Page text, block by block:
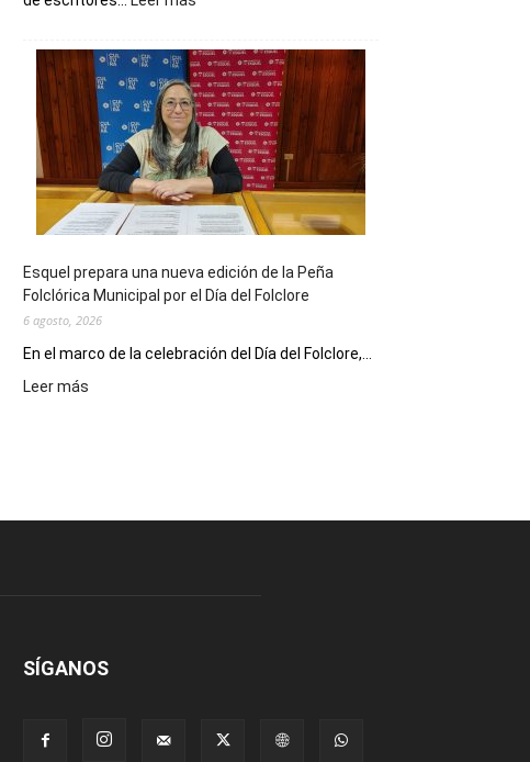
Municipal
celebra
sus
90
años
con
un
Conversatorio
Escritores
Locales
Esquel prepara una nueva edición de la Peña
Folclórica Municipal por el Día del Folclore
6 agosto, 2026
En el marco de la celebración del Día del Folclore,...
Leer más
de
el
Folclore
SÍGANOS